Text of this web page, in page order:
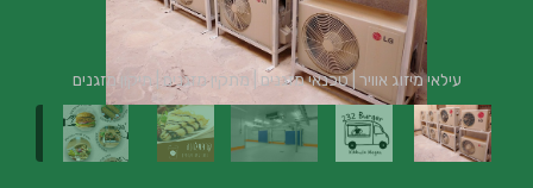
עילאי מיזוג אוויר | טכנאי מזגנים | מתקין מזגנים | תיקון מזגנים